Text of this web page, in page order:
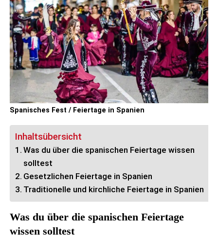
Spanisches Fest / Feiertage in Spanien
Inhaltsübersicht
Was du über die spanischen Feiertage wissen
solltest
Gesetzlichen Feiertage in Spanien
Traditionelle und kirchliche Feiertage in Spanien
Was du über die spanischen Feiertage
wissen solltest